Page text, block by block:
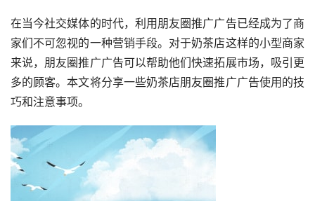
在当今社交媒体的时代，利用朋友圈推广广告已经成为了商
家们不可忽视的一种营销手段。对于奶茶店这样的小型商家
来说，朋友圈推广广告可以帮助他们快速拓展市场，吸引更
多的顾客。本文将分享一些奶茶店朋友圈推广广告使用的技
巧和注意事项。